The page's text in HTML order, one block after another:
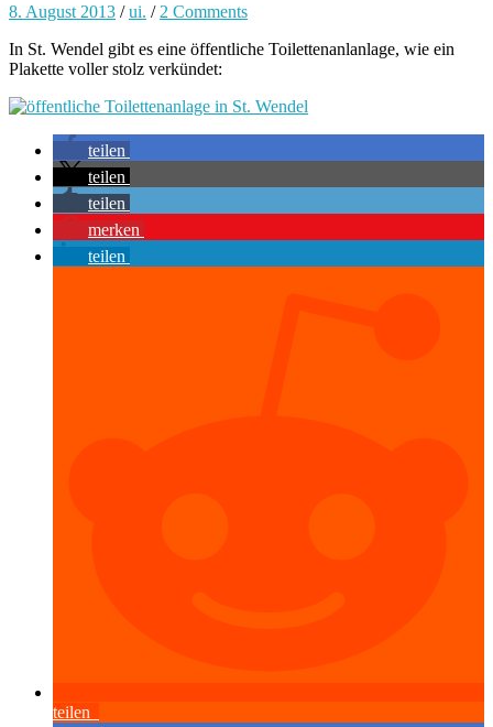
8. August 2013 /ui. / 2 Comments
In St. Wendel gibt es eine öffentliche Toilettenanlanlage, wie ein
Plakette voller stolz verkündet:
teilen
teilen
teilen
merken
teilen
teilen